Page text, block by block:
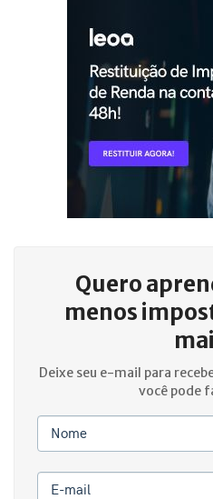
Quero
menos
Deixe seu e-mail para
você pode
Nome
E-mail